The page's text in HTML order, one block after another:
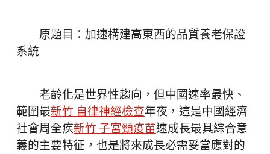
原題目：加速構建高東西的品質養老保證
系統
老齡化是世界性趨向，但中國速率最快、
範圍最新竹 自律神經檢查年夜，這是中國經濟
社會周全疾新竹 子宮頸疫苗速成長最具綜合意
義的主要特征，也是將來成長必需妥當應對的